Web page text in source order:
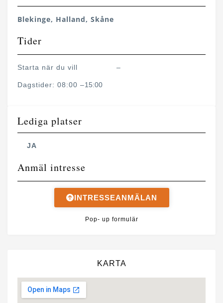
Blekinge, Halland, Skåne
Tider
Starta när du vill –
Dagstider: 08:00 –15:00
Lediga platser
JA
Anmäl intresse
INTRESSEANMÄLAN
Pop- up formulär
KARTA